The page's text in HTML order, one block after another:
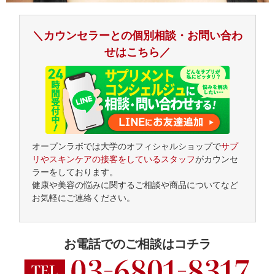
＼カウンセラーとの個別相談・お問い合わ
せはこちら／
オープンラボでは大学のオフィシャルショップでサプ
リやスキンケアの接客をしているスタッフがカウンセ
ラーをしております。
健康や美容の悩みに関するご相談や商品についてなど
お気軽にご連絡ください。
お電話でのご相談はコチラ